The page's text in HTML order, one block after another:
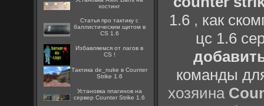
хостинг
Статья про тактику с
баллистическим щитом в
CS 1.6
Избавляемся от лагов в
CS !
Тактика de_nuke в Counter
Strike 1.6
Установка плагинов на
сервер Counter Strike 1.6
1.6, как
цс 1.6
команды
хозяина